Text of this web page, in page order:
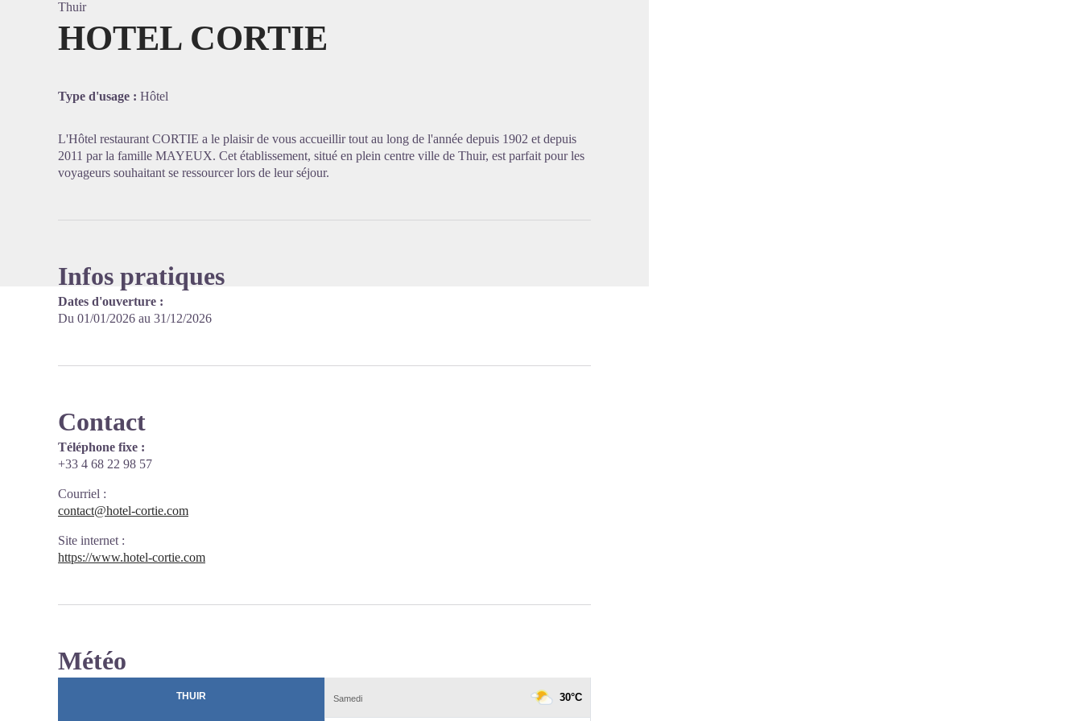
Thuir
HOTEL CORTIE
Type d'usage : Hôtel
L'Hôtel restaurant CORTIE a le plaisir de vous accueillir tout au long de l'année depuis 1902 et depuis
2011 par la famille MAYEUX. Cet établissement, situé en plein centre ville de Thuir, est parfait pour les
voyageurs souhaitant se ressourcer lors de leur séjour.
Infos pratiques
Dates d'ouverture :
Du 01/01/2026 au 31/12/2026
Contact
Téléphone fixe :
+33 4 68 22 98 57
Courriel :
contact@hotel-cortie.com
Site internet :
https://www.hotel-cortie.com
Météo